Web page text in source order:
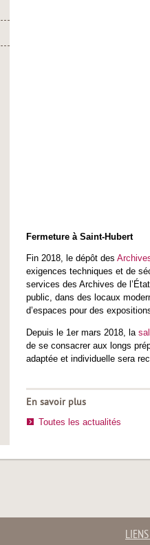
Fermeture à Saint-Hubert
Fin 2018, le dépôt des
exigences techniques et de
services des Archives de
public, dans des locaux
d’espaces pour des
Depuis le 1er mars 2018, la
de se consacrer aux longs
adaptée et individuelle sera
En savoir plus
Toutes les actualités